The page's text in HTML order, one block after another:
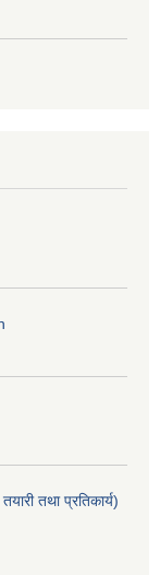
तथा प्रतिकार्य)